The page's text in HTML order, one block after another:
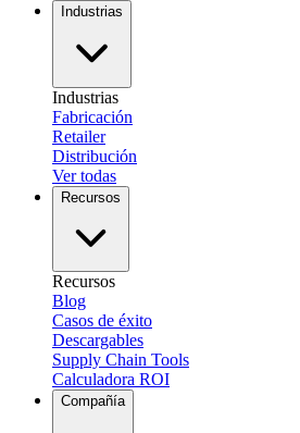
Industrias
Industrias
Fabricación
Retailer
Distribución
Ver todas
Recursos
Recursos
Blog
Casos de éxito
Descargables
Supply Chain Tools
Calculadora ROI
Compañía